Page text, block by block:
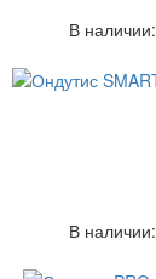
В наличии:
В наличии: